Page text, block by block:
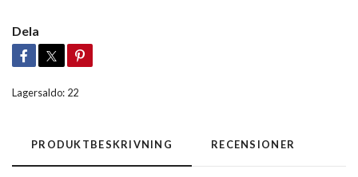
Dela
Lagersaldo: 22
PRODUKTBESKRIVNING RECENSIONER